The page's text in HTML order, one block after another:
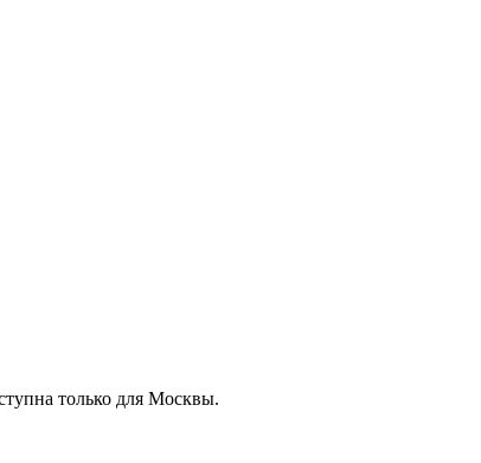
только для Москвы.